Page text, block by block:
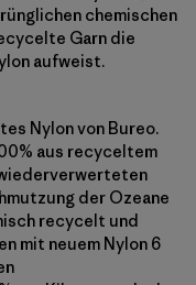
chemischen
Garn die
aufweist.
Nylon von Bureo.
aus recyceltem
der Ozeane
recycelt und
mit neuem Nylon 6